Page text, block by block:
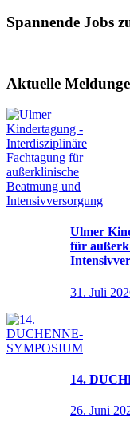
Spannende Jobs
Aktuelle
Ulmer
für
31. Juli
14.
26. Juni